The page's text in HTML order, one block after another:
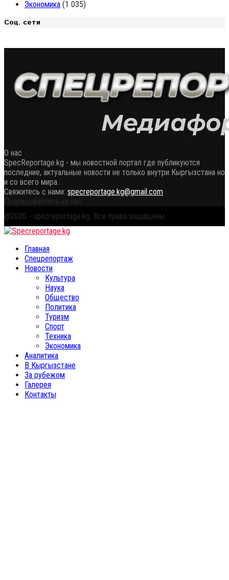
Экономика (1 035)
Соц. сети
О нас
SpecReportage.kg - мы новостной портал где публикуются
последние, актуальные новости не только внутри Кыргызстана но
и со всего мира.
Свяжитесь с нами: specreportage.kg@gmail.com
Подписывайтесь на нас
Facebook
Twitter
Instagram
Youtube
Email
Vk
Telegram
Whatsapp
OK
@2020 - specreportage.kg. Все права защищены.
Главная
Спецрепортаж
Новости
Культура
Наука
Общество
Политика
Туризм
Спорт
Техника
Экономика
Аналитика
В Кыргызстане
За рубежом
Галерея
Контакты